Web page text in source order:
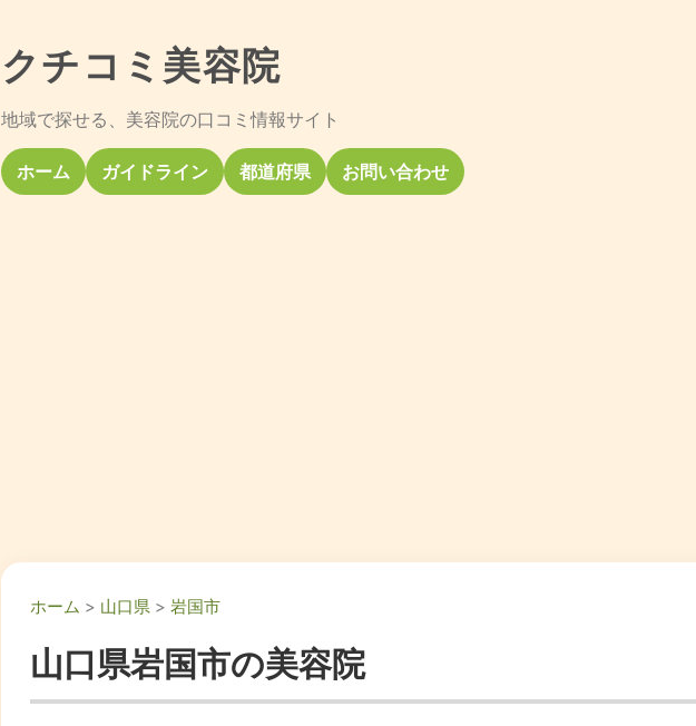
クチコミ美容院
地域で探せる、美容院の口コミ情報サイト
ホーム ガイドライン 都道府県 お問い合わせ
ホーム > 山口県 > 岩国市
山口県岩国市の美容院